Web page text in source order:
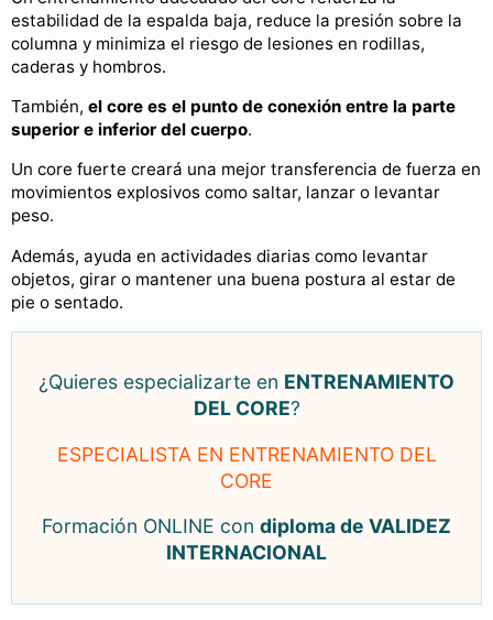
estabilidad de la espalda baja, reduce la presión sobre la
columna y minimiza el riesgo de lesiones en rodillas,
caderas y hombros.
También, el core es el punto de conexión entre la parte
superior e inferior del cuerpo.
Un core fuerte creará una mejor transferencia de fuerza en
movimientos explosivos como saltar, lanzar o levantar
peso.
Además, ayuda en actividades diarias como levantar
objetos, girar o mantener una buena postura al estar de
pie o sentado.
¿Quieres especializarte en ENTRENAMIENTO
DEL CORE?
ESPECIALISTA EN ENTRENAMIENTO DEL
CORE
Formación ONLINE con diploma de VALIDEZ
INTERNACIONAL